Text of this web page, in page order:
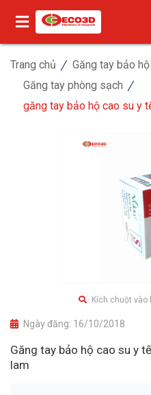
Trang chủ
Găng tay bảo
Găng tay phòng sạch
găng tay bảo hộ cao su y
Kích chuột vào
Ngày đăng: 16/10/2018
Găng tay bảo hộ cao su y
lam